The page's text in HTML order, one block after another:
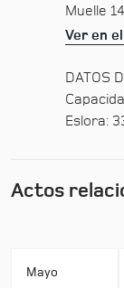
Muelle
Ver en
DATOS
Eslora:
Actos
Mayo